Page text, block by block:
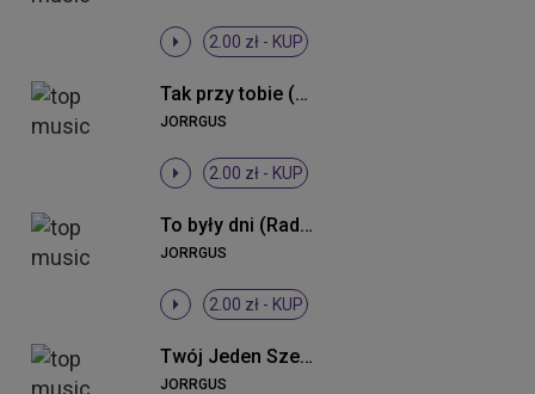
2.00 zł - KUP
Tak przy tobie (Radio Edit)
JORRGUS
2.00 zł - KUP
To były dni (Radio Edit)
JORRGUS
2.00 zł - KUP
Twój Jeden Szept
JORRGUS